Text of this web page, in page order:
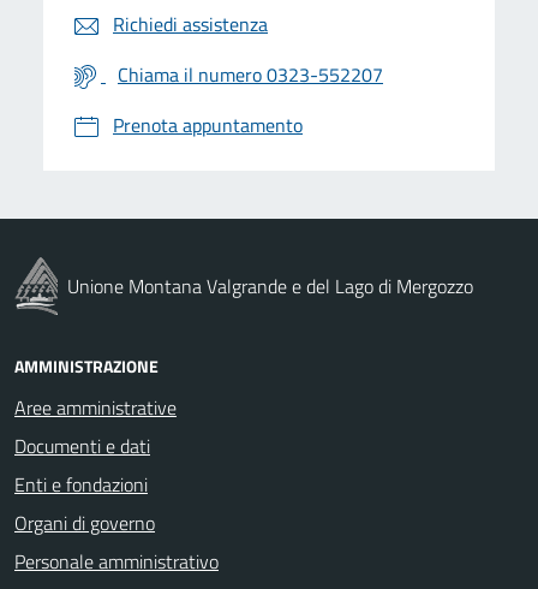
Richiedi assistenza
Chiama il numero 0323-552207
Prenota appuntamento
Unione Montana Valgrande e del Lago di Mergozzo
AMMINISTRAZIONE
Aree amministrative
Documenti e dati
Enti e fondazioni
Organi di governo
Personale amministrativo